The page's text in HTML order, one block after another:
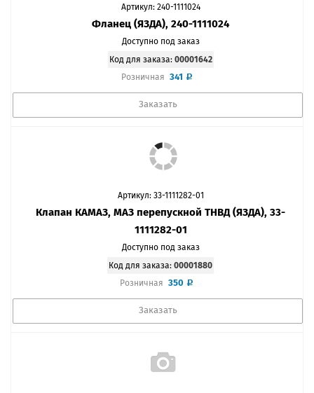
Артикул: 240-1111024
Фланец (ЯЗДА), 240-1111024
Доступно под заказ
Код для заказа: 00001642
Розничная 341
Заказать
Артикул: 33-1111282-01
Клапан КАМАЗ, МАЗ перепускной ТНВД (ЯЗДА), 33-
1111282-01
Доступно под заказ
Код для заказа: 00001880
Розничная 350
Заказать